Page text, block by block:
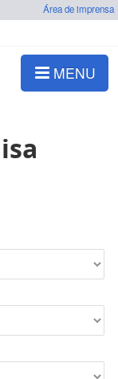
Área de imprensa
MENU